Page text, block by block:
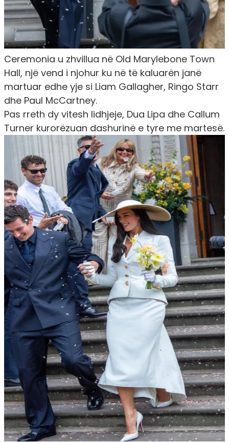
Ceremonia u zhvillua në Old Marylebone Town
Hall, një vend i njohur ku në të kaluarën janë
martuar edhe yje si Liam Gallagher, Ringo Starr
dhe Paul McCartney.
Pas rreth dy vitesh lidhjeje, Dua Lipa dhe Callum
Turner kurorëzuan dashurinë e tyre me martesë.